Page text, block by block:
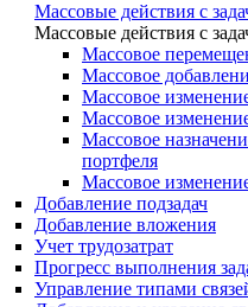
Массовые действия с
Массовые действия с
Массовое
Массовое
Массовое
Массовое
Массовое
портфеля
Массовое
Добавление подзадач
Добавление вложения
Учет трудозатрат
Прогресс выполнения
Управление типами